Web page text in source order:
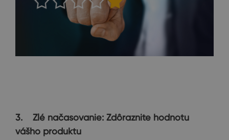
3. Zlé načasovanie: Zdôraznite hodnotu
vášho produktu